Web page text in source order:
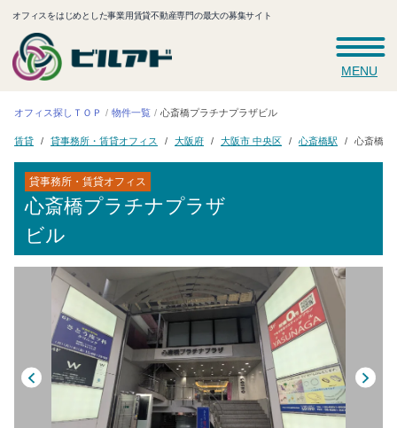
オフィスをはじめとした事業用賃貸不動産専門の最大の募集サイト
MENU
オフィス探しＴＯＰ 物件一覧 心斎橋プラチナプラザビル
賃貸 貸事務所・賃貸オフィス 大阪府 大阪市 中央区 心斎橋駅 心斎橋プ
貸事務所・賃貸オフィス
心斎橋プラチナプラザ
ビル